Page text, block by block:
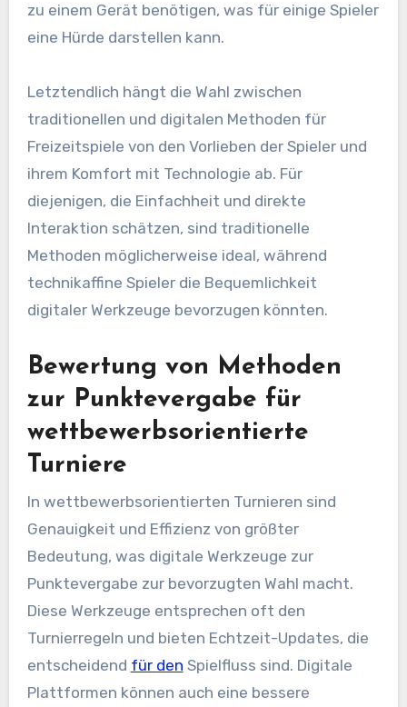
zu einem Gerät benötigen, was für einige Spieler
eine Hürde darstellen kann.
Letztendlich hängt die Wahl zwischen
traditionellen und digitalen Methoden für
Freizeitspiele von den Vorlieben der Spieler und
ihrem Komfort mit Technologie ab. Für
diejenigen, die Einfachheit und direkte
Interaktion schätzen, sind traditionelle
Methoden möglicherweise ideal, während
technikaffine Spieler die Bequemlichkeit
digitaler Werkzeuge bevorzugen könnten.
Bewertung von Methoden
zur Punktevergabe für
wettbewerbsorientierte
Turniere
In wettbewerbsorientierten Turnieren sind
Genauigkeit und Effizienz von größter
Bedeutung, was digitale Werkzeuge zur
Punktevergabe zur bevorzugten Wahl macht.
Diese Werkzeuge entsprechen oft den
Turnierregeln und bieten Echtzeit-Updates, die
entscheidend für den Spielfluss sind. Digitale
Plattformen können auch eine bessere